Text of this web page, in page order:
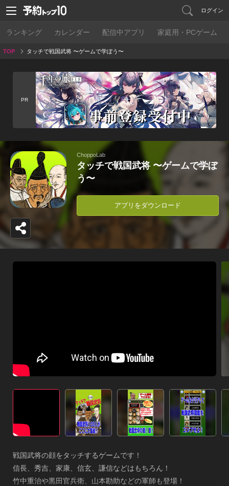
ログイン
ランキング カレンダー 配信中アプリ 家庭用・PCゲーム
TOP タッチで戦国武将 〜ゲームで学ぼう〜
PR
ChoppoLab
タッチで戦国武将 〜ゲームで学ぼ
う〜
アプリをダウンロード
戦国武将の顔をタッチするゲームです！
信長、秀吉、家康、信玄、謙信などはもちろん！
竹中重治や黒田官兵衛、山本勘助などの軍師も登場！